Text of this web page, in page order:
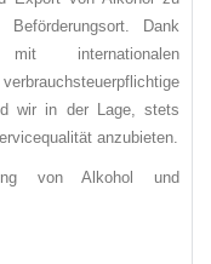
Beförderungsort. Dank
mit internationalen
wir in der Lage, stets
anzubieten.
von Alkohol und